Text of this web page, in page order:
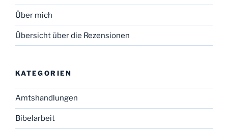
Über mich
Übersicht über die Rezensionen
KATEGORIEN
Amtshandlungen
Bibelarbeit